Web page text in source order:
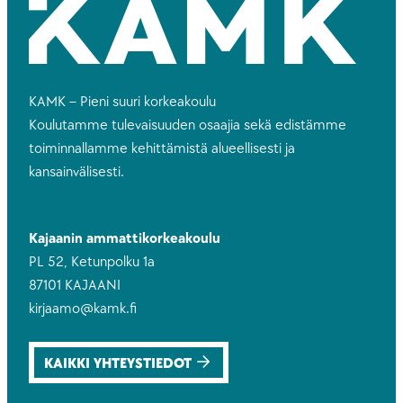
KAMK – Pieni suuri korkeakoulu
Koulutamme tulevaisuuden osaajia sekä edistämme
toiminnallamme kehittämistä alueellisesti ja
kansainvälisesti.
Kajaanin ammattikorkeakoulu
PL 52, Ketunpolku 1a
87101 KAJAANI
kirjaamo@kamk.fi
KAIKKI YHTEYSTIEDOT